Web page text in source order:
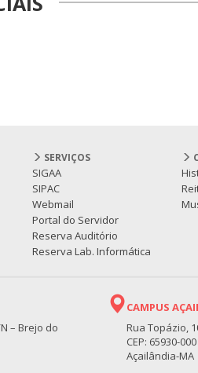
SERVIÇOS
SIGAA
SIPAC
Webmail
Portal do Servidor
Reserva Auditório
Reserva Lab. Informática
– Brejo do
CAMPUS
Rua Topázio,
CEP: 65930-000
Açailândia-MA